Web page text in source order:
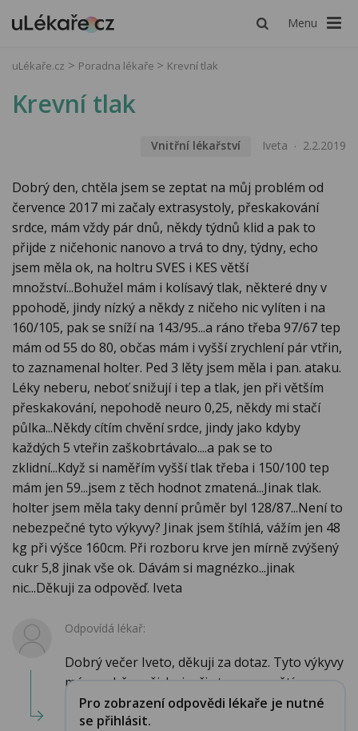
Menu
uLékaře.cz Poradna lékaře Krevní tlak
Krevní tlak
Vnitřní lékařství Iveta 2.2.2019
Dobrý den, chtěla jsem se zeptat na můj problém od
července 2017 mi začaly extrasystoly, přeskakování
srdce, mám vždy pár dnů, někdy týdnů klid a pak to
přijde z ničehonic nanovo a trvá to dny, týdny, echo
jsem měla ok, na holtru SVES i KES větší
množství...Bohužel mám i kolísavý tlak, některé dny v
ppohodě, jindy nízký a někdy z ničeho nic vylíten i na
160/105, pak se sníží na 143/95...a ráno třeba 97/67 tep
mám od 55 do 80, občas mám i vyšší zrychlení pár vtřin,
to zaznamenal holter. Ped 3 lěty jsem měla i pan. ataku.
Léky neberu, neboť snižují i tep a tlak, jen při větším
přeskakování, nepohodě neuro 0,25, někdy mi stačí
půlka...Někdy cítím chvění srdce, jindy jako kdyby
každých 5 vteřin zaškobrtávalo....a pak se to
zklidní...Když si naměřím vyšší tlak třeba i 150/100 tep
mám jen 59...jsem z těch hodnot zmatená...Jinak tlak.
holter jsem měla taky denní průměr byl 128/87...Není to
nebezpečné tyto výkyvy? Jinak jsem štíhlá, vážím jen 48
kg při výšce 160cm. Při rozboru krve jen mírně zvýšený
cukr 5,8 jinak vše ok. Dávám si magnézko...jinak
nic...Děkuji za odpověď. Iveta
Odpovídá lékař:
Dobrý večer Iveto, děkuji za dotaz. Tyto výkyvy
máme občas všichni, při stresu, napětí, po...
Pro zobrazení odpovědi lékaře je nutné
se přihlásit.